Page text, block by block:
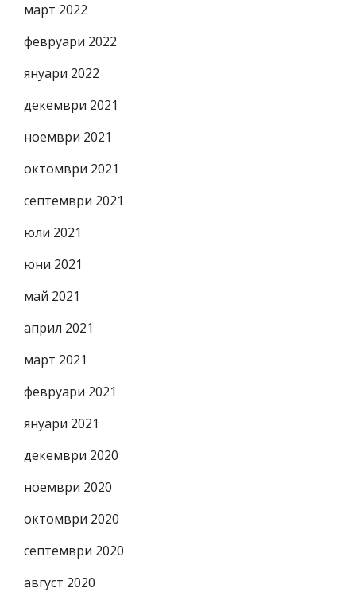
март 2022
февруари 2022
януари 2022
декември 2021
ноември 2021
октомври 2021
септември 2021
юли 2021
юни 2021
май 2021
април 2021
март 2021
февруари 2021
януари 2021
декември 2020
ноември 2020
октомври 2020
септември 2020
август 2020